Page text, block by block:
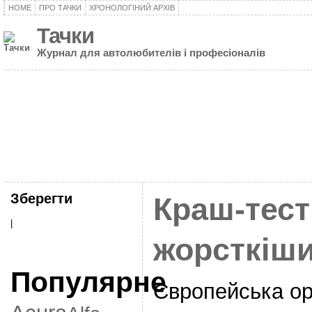
HOME ПРО ТАЧКИ ХРОНОЛОГІНИЙ АРХІВ
Тачки
Журнал для автолюбителів і професіоналів
Зберегти
Популярне
Краш-
Європейська